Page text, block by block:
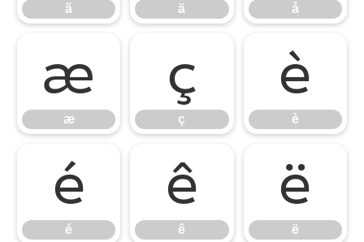
ã ä å
æ
æ
ç
ç
è
è
é
é
ê
ê
ë
ë